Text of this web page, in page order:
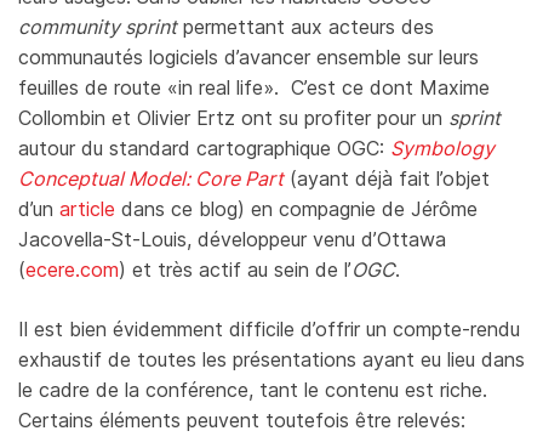
community sprintpermettant aux acteurs des
communautés logiciels d’avancer ensemble sur leurs
feuilles de route «in real life». C’est ce dont Maxime
Collombin et Olivier Ertz ont su profiter pour un sprint
autour du standard cartographique OGC: Symbology
Conceptual Model: Core Part(ayant déjà fait l’objet
d’un article dans ce blog) en compagnie de Jérôme
Jacovella-St-Louis, développeur venu d’Ottawa
(ecere.com) et très actif au sein de l’OGC.
Il est bien évidemment difficile d’offrir un compte-rendu
exhaustif de toutes les présentations ayant eu lieu dans
le cadre de la conférence, tant le contenu est riche.
Certains éléments peuvent toutefois être relevés: